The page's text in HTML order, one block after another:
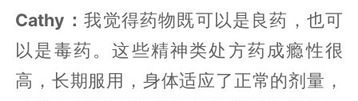
Cathy：我觉得药物既可以是良药，也可
以是毒药。这些精神类处方药成瘾性很
高，长期服用，身体适应了正常的剂量，